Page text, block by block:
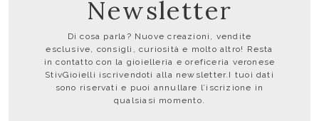
Newsletter
Di cosa parla? Nuove creazioni, vendite
esclusive, consigli, curiosità e molto altro! Resta
in contatto con la gioielleria e oreficeria veronese
StivGioielli iscrivendoti alla newsletter.I tuoi dati
sono riservati e puoi annullare l’iscrizione in
qualsiasi momento.